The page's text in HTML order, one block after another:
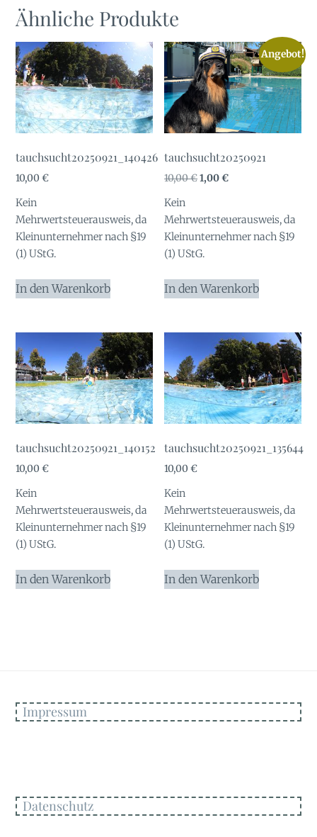
Ähnliche Produkte
tauchsucht20250921_140426
10,00€
Kein
Mehrwertsteuerausweis, da
Kleinunternehmer nach §19
(1) UStG.
In den Warenkorb
Angebot!
tauchsucht20250921
10,00€Ursprünglicher
10,00 €
1,00€Aktueller
1,00 €.
Kein
Mehrwertsteuerausweis, da
Kleinunternehmer nach §19
(1) UStG.
In den Warenkorb
tauchsucht20250921_140152
10,00€
Kein
Mehrwertsteuerausweis, da
Kleinunternehmer nach §19
(1) UStG.
In den Warenkorb
tauchsucht20250921_135644
10,00€
Kein
Mehrwertsteuerausweis, da
Kleinunternehmer nach §19
(1) UStG.
In den Warenkorb
Impressum
Datenschutz